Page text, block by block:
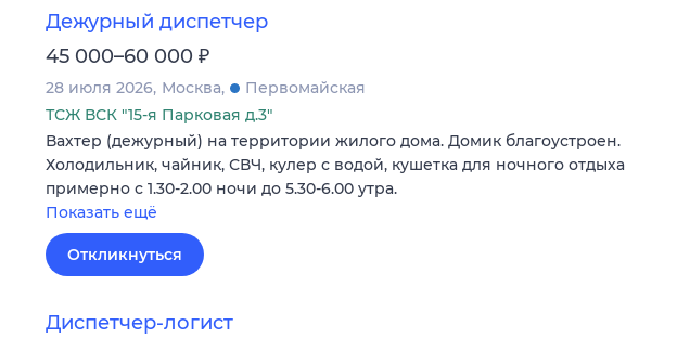
Дежурный диспетчер
45 000–60 000 ₽
28 июля 2026 Москва
Первомайская
ТСЖ ВСК "15-я Парковая д.3"
Вахтер (дежурный) на территории жилого дома. Домик благоустроен.
Холодильник, чайник, СВЧ, кулер с водой, кушетка для ночного отдыха
примерно с 1.30-2.00 ночи до 5.30-6.00 утра.
Показать ещё
Откликнуться
Диспетчер-логист